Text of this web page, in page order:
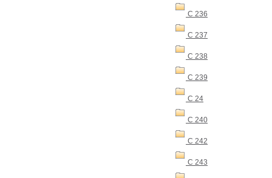
C 236
C 237
C 238
C 239
C 24
C 240
C 242
C 243